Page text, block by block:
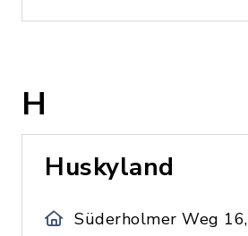
H
Huskyland
Süderholmer Weg 16,